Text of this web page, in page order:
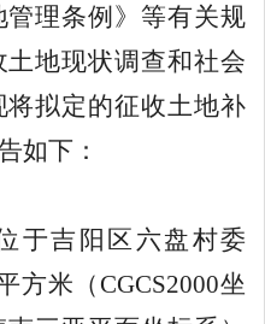
管理条例》等有关规
地现状调查和社会
拟定的征收土地补
如下：
于吉阳区六盘村委
方米（CGCS2000坐